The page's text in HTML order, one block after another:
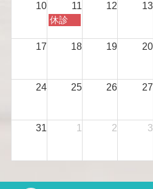
10 11 12 13
火
日,
2
休診
17 18 19 20
24 25 26 27
31 1 2 3